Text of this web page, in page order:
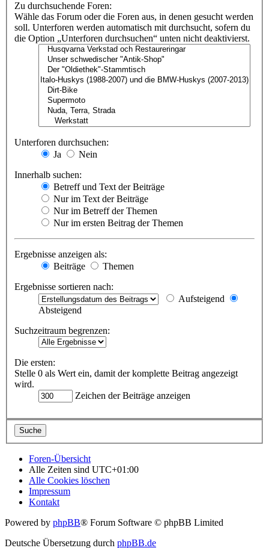
Zu durchsuchende Foren:
Wähle das Forum oder die Foren aus, in denen gesucht werden
soll. Unterforen werden automatisch mit durchsucht, sofern du
die Option „Unterforen durchsuchen“ unten nicht deaktivierst.
Unterforen durchsuchen:
Ja
Nein
Innerhalb suchen:
Betreff und Text der Beiträge
Nur im Text der Beiträge
Nur im Betreff der Themen
Nur im ersten Beitrag der Themen
Ergebnisse anzeigen als:
Beiträge
Themen
Ergebnisse sortieren nach:
Aufsteigend
Absteigend
Suchzeitraum begrenzen:
Die ersten:
Stelle 0 als Wert ein, damit der komplette Beitrag angezeigt
wird.
Zeichen der Beiträge anzeigen
Foren-Übersicht
Alle Zeiten sind UTC+01:00
Alle Cookies löschen
Impressum
Kontakt
Powered by phpBB® Forum Software © phpBB Limited
Deutsche Übersetzung durch phpBB.de